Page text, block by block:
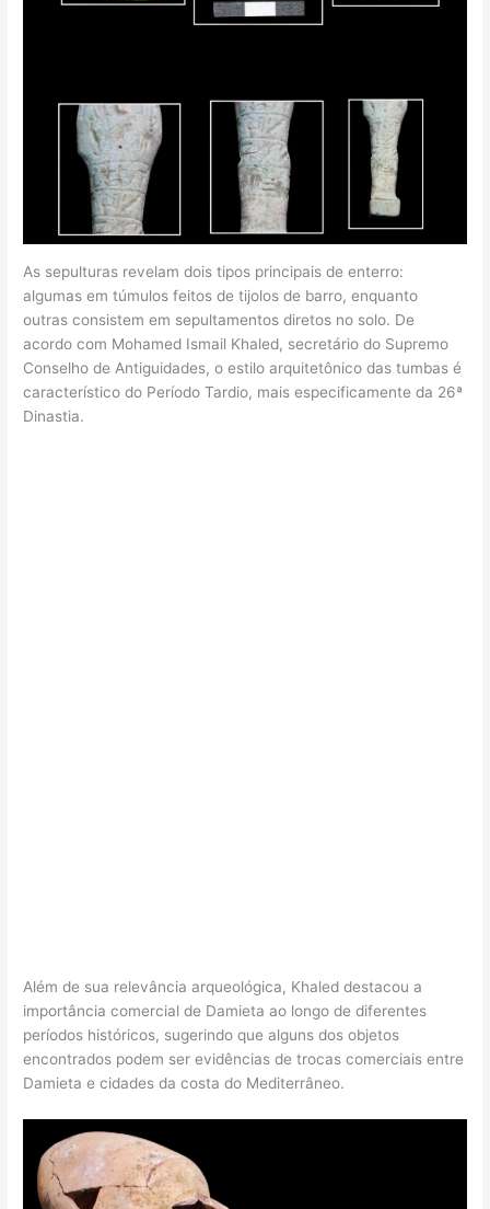
As sepulturas revelam dois tipos principais de enterro:
algumas em túmulos feitos de tijolos de barro, enquanto
outras consistem em sepultamentos diretos no solo. De
acordo com Mohamed Ismail Khaled, secretário do Supremo
Conselho de Antiguidades, o estilo arquitetônico das tumbas é
característico do Período Tardio, mais especificamente da 26ª
Dinastia.
Além de sua relevância arqueológica, Khaled destacou a
importância comercial de Damieta ao longo de diferentes
períodos históricos, sugerindo que alguns dos objetos
encontrados podem ser evidências de trocas comerciais entre
Damieta e cidades da costa do Mediterrâneo.